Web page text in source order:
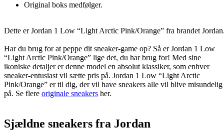
Original boks medfølger.
Dette er Jordan 1 Low “Light Arctic Pink/Orange” fra brandet
Har du brug for at peppe dit sneaker-game op? Så er Jordan 1 Low
“Light Arctic Pink/Orange” lige det, du har brug for! Med sine
ikoniske detaljer er denne model en absolut klassiker, som enhver
sneaker-entusiast vil sætte pris på. Jordan 1 Low “Light Arctic
Pink/Orange” er til dig, der vil have sneakers alle vil blive misundelig
på. Se flere originale sneakers her.
Sjældne sneakers fra Jordan